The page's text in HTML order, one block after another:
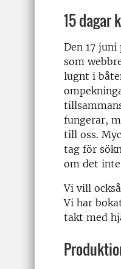
15 dagar
Den 17
som
lugnt i
fungerar,
till oss.
tag för
om det
Vi vill
Vi har
takt med